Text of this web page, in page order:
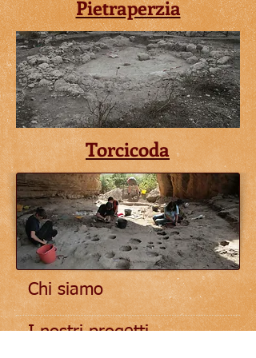
Pietraperzia
Torcicoda
Chi siamo
I nostri progetti